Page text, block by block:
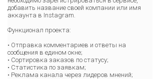
добавить название своей компании или имя
аккаунта в Instagram.
Функционал проекта:
• Отправка комментариев и ответы на
сообщения в едином окне;
• Сортировка заказов по статусу;
• Статистика по заявкам;
• Реклама канала через лидеров мнений;